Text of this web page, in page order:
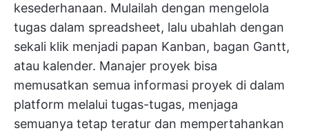
kesederhanaan. Mulailah dengan mengelola
tugas dalam spreadsheet, lalu ubahlah dengan
sekali klik menjadi papan Kanban, bagan Gantt,
atau kalender. Manajer proyek bisa
memusatkan semua informasi proyek di dalam
platform melalui tugas-tugas, menjaga
semuanya tetap teratur dan mempertahankan